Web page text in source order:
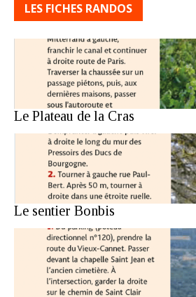
LES FICHES RANDOS
Le Plateau de la Cras
Le sentier Bonbis